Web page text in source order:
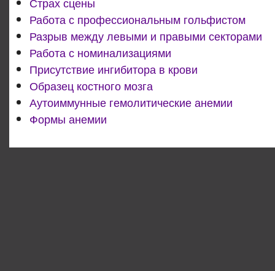
Работа с профессиональным гольфистом
Разрыв между левыми и правыми секторами
Работа с номинализациями
Присутствие ингибитора в крови
Образец костного мозга
Аутоиммунные гемолитические анемии
Формы анемии